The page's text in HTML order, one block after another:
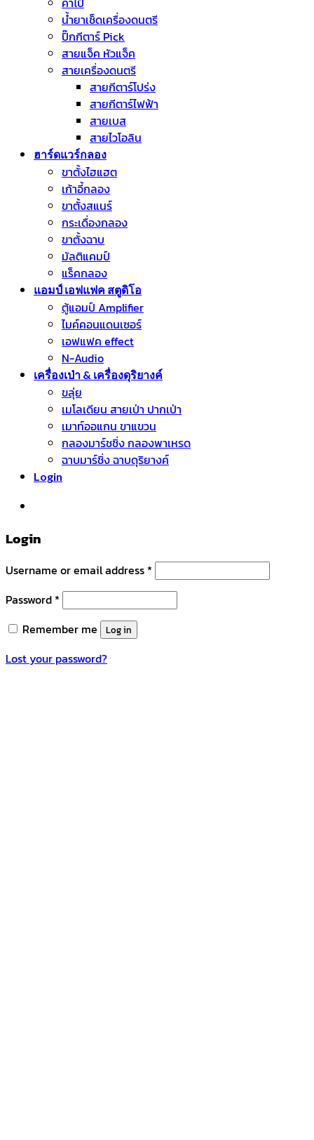
น้ำยาเช็ดเครื่องดนตรี
ปิ๊กกีตาร์ Pick
สายแจ็ค หัวแจ็ค
สายเครื่องดนตรี
สายกีตาร์โปร่ง
สายกีตาร์ไฟฟ้า
สายเบส
สายไวโอลิน
ฮาร์ดแวร์กลอง
ขาตั้งไฮแฮต
เก้าอี้กลอง
ขาตั้งสแนร์
กระเดื่องกลอง
ขาตั้งฉาบ
มัลติแคมป์
แร็คกลอง
แอมป์ เอฟแฟค สตูดิโอ
ตู้แอมป์ Amplifier
ไมค์คอนแดนเซอร์
เอฟแฟค effect
N-Audio
เครื่องเป่า & เครื่องดุริยางค์
ขลุ่ย
เมโลเดียน สายเป่า ปากเป่า
เมาท์ออแกน ขาแขวน
กลองมาร์ชชิ่ง กลองพาเหรด
ฉาบมาร์ชิ่ง ฉาบดุริยางค์
Login
Login
Username or email address *
Password *
Remember me
Log in
Lost your password?